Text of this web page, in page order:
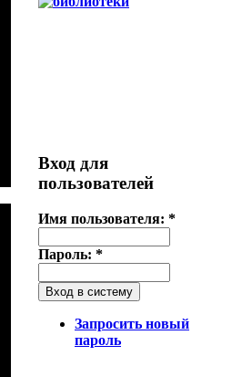
Вход для
пользователей
Имя пользователя: *
Пароль: *
Запросить новый
пароль